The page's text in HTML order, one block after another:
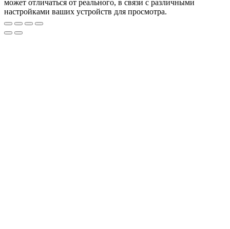
может отличаться от реального, в связи с различными
настройками ваших устройств для просмотра.